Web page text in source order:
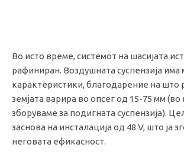
Во исто време, системот на шасијата
рафиниран. Воздушната суспензија
карактеристики, благодарение на што
земјата варира во опсег од 15-75 мм (во
зборуваме за подигната суспензија).
заснова на инсталација од 48 V, што ја
неговата ефикасност.